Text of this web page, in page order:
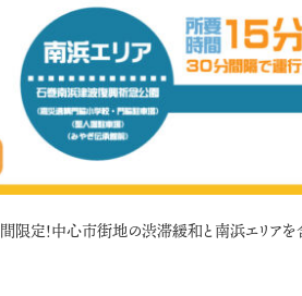
定！中心市街地の渋滞緩和と南浜エリア